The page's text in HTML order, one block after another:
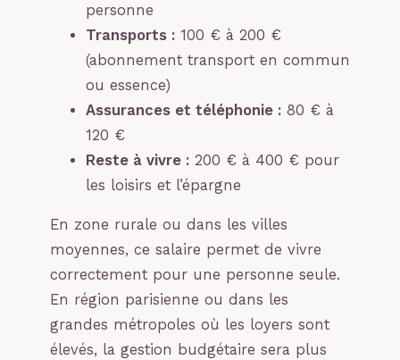
personne
Transports : 100 € à 200 €
(abonnement transport en commun
ou essence)
Assurances et téléphonie : 80 € à
120 €
Reste à vivre : 200 € à 400 € pour
les loisirs et l’épargne
En zone rurale ou dans les villes
moyennes, ce salaire permet de vivre
correctement pour une personne seule.
En région parisienne ou dans les
grandes métropoles où les loyers sont
élevés, la gestion budgétaire sera plus